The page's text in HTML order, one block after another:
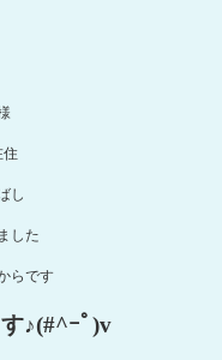
住
し
した
らです
♪(#^ｰﾟ)v